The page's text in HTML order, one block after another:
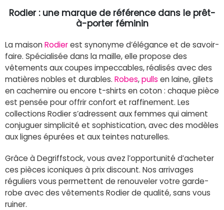
Rodier : une marque de référence dans le prêt-
à-porter féminin
La maisonRodierest synonyme d’élégance et de savoir-
faire. Spécialisée dans la maille, elle propose des
vêtements aux coupes impeccables, réalisés avec des
matières nobles et durables. Robes,pulls en laine, gilets
en cachemire ou encore t-shirts en coton : chaque pièce
est pensée pour offrir confort et raffinement. Les
collections Rodier s’adressent aux femmes qui aiment
conjuguer simplicité et sophistication, avec des modèles
aux lignes épurées et aux teintes naturelles.
Grâce à Degriffstock, vous avez l’opportunité d’acheter
ces pièces iconiques à prix discount. Nos arrivages
réguliers vous permettent de renouveler votre garde-
robe avec des vêtements Rodier de qualité, sans vous
ruiner.